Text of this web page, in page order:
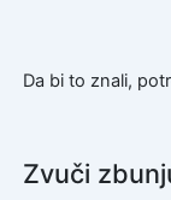
Da bi to znali,
Zvuči